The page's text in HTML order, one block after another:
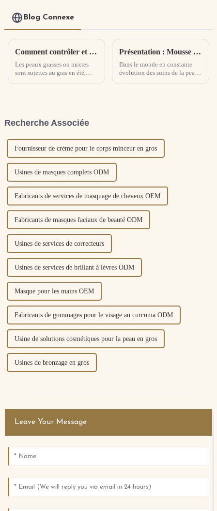
Blog Connexe
Comment contrôler et éliminer l'huile sur le visage ? Des moyens efficaces pour contrôler le gras des peaux grasses
Les peaux grasses ou mixtes
sont sujettes au gras en été,
des raisons : Dans...
Présentation : Mousse nettoyante infusée à l'extrait d'arbre à thé - Révolutionnaire des soins de la peau avec une puissance naturelle
Dans le monde en constante
évolution des soins de la peau,
Recherche Associée
Fournisseur de crème pour le corps minceur en gros
Usines de masques complets ODM
Fabricants de services de masquage de cheveux OEM
Fabricants de masques faciaux de beauté ODM
Usines de services de correcteurs
Usines de services de brillant à lèvres ODM
Masque pour les mains OEM
Fabricants de gommages pour le visage au curcuma ODM
Usine de solutions cosmétiques pour la peau en gros
Usines de bronzage en gros
Leave Your Message